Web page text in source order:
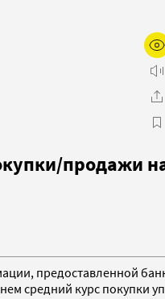
продажи
предоставленной
средний курс покупки